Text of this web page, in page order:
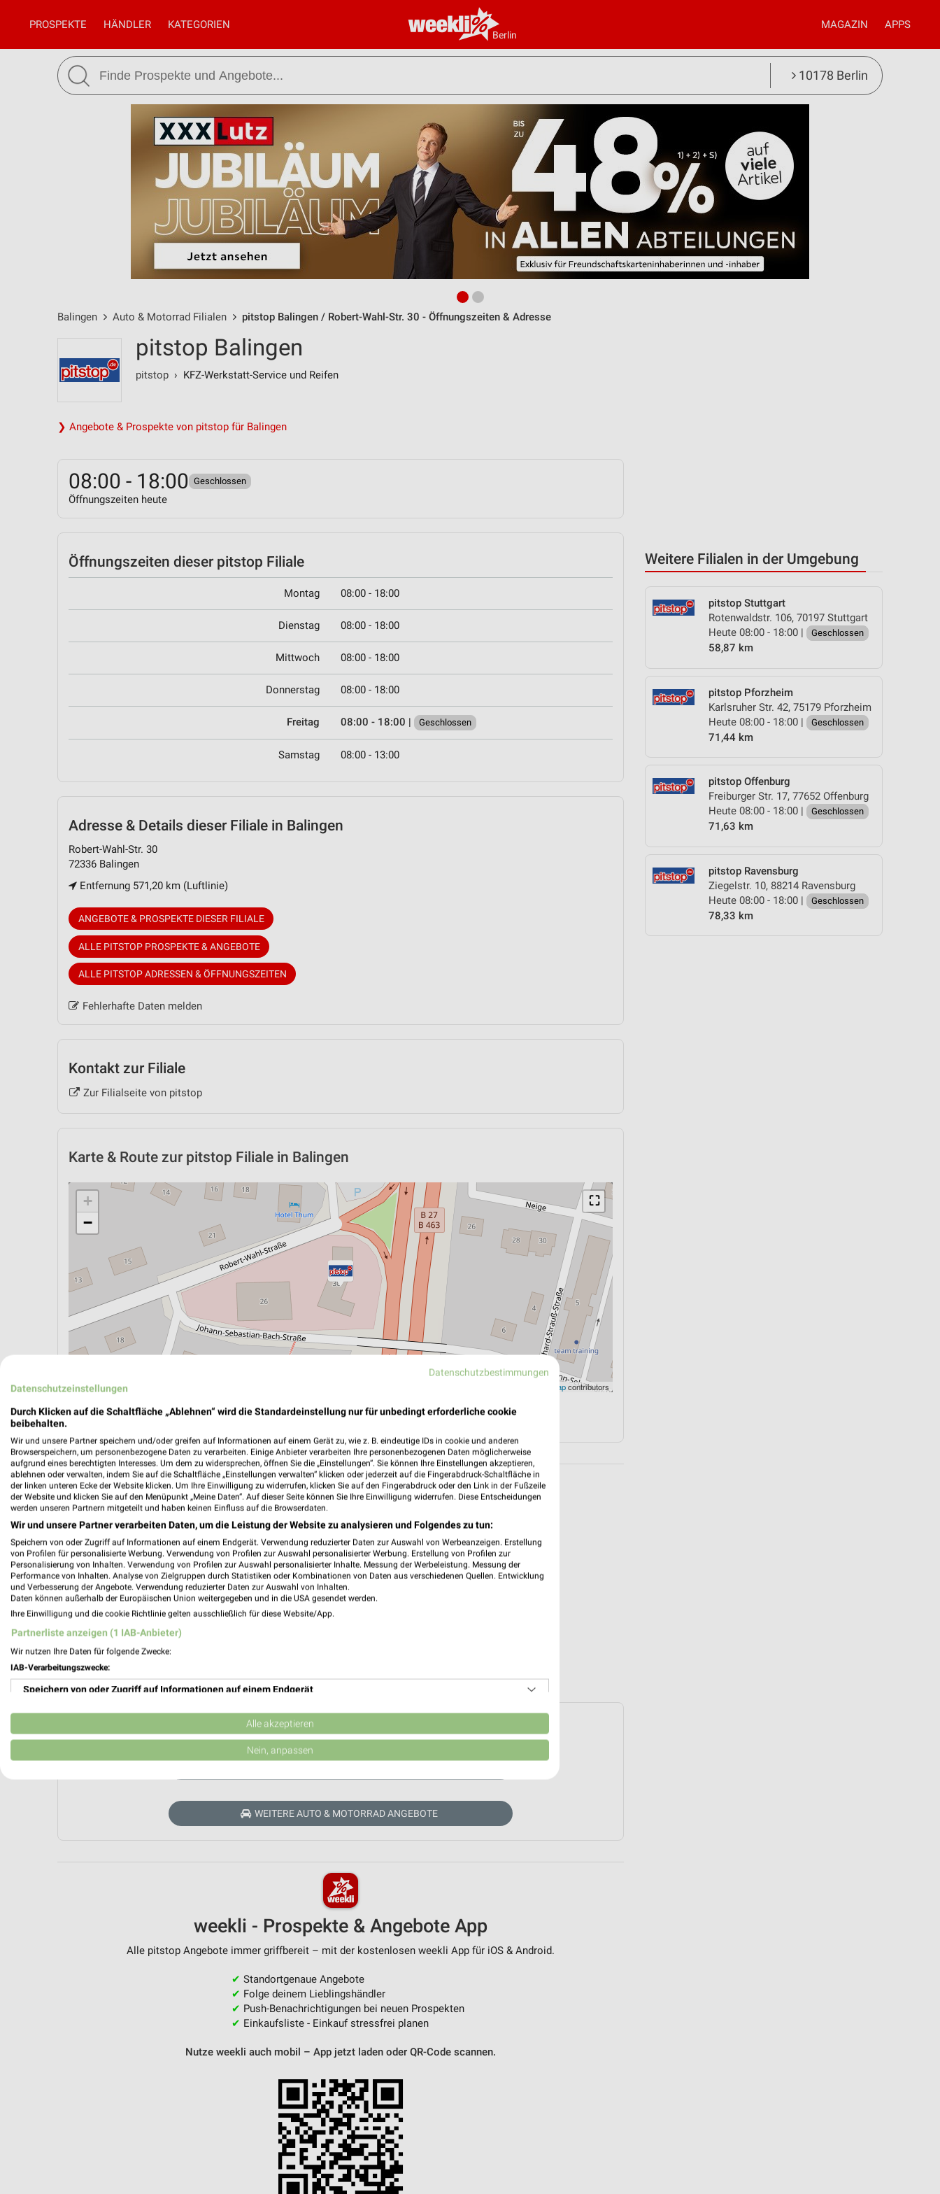
Berlin
PROSPEKTE HÄNDLER KATEGORIEN MAGAZIN APPS
10178 Berlin
Balingen Auto & Motorrad Filialen pitstop Balingen / Robert-Wahl-Str. 30 - Öffnungszeiten & Adresse
Weitere Filialen in der Umgebung
pitstop Stuttgart
Rotenwaldstr. 106, 70197 Stuttgart
Heute 08:00 - 18:00 |
Geschlossen
58,87 km
pitstop Pforzheim
Karlsruher Str. 42, 75179 Pforzheim
Heute 08:00 - 18:00 |
Geschlossen
71,44 km
pitstop Offenburg
Freiburger Str. 17, 77652 Offenburg
Heute 08:00 - 18:00 |
Geschlossen
71,63 km
pitstop Ravensburg
Ziegelstr. 10, 88214 Ravensburg
Heute 08:00 - 18:00 |
Geschlossen
78,33 km
pitstop Balingen
pitstop › KFZ-Werkstatt-Service und Reifen
❯ Angebote & Prospekte von pitstop für Balingen
08:00 - 18:00 Geschlossen
Öffnungszeiten heute
Öffnungszeiten dieser pitstop Filiale
Montag 08:00 - 18:00
Dienstag 08:00 - 18:00
Mittwoch 08:00 - 18:00
Donnerstag 08:00 - 18:00
Freitag 08:00 - 18:00 | Geschlossen
Samstag 08:00 - 13:00
Adresse & Details dieser Filiale in Balingen
Robert-Wahl-Str. 30
72336 Balingen
Entfernung 571,20 km (Luftlinie)
ANGEBOTE & PROSPEKTE DIESER FILIALE
ALLE PITSTOP PROSPEKTE & ANGEBOTE
ALLE PITSTOP ADRESSEN & ÖFFNUNGSZEITEN
Fehlerhafte Daten melden
Kontakt zur Filiale
Zur Filialseite von pitstop
Karte & Route zur pitstop Filiale in Balingen
⛶
+
−
OpenStreetMapcontributors
ÖPNV ANZEIGEN LADESÄULEN ANZEIGEN NAVIGATION MIT GOOGLE/IOS MAPS
Aktuell keine Prospekte vorhanden.
WEITERE AUTO & MOTORRAD ANGEBOTE
weekli - Prospekte & Angebote App
Alle pitstop Angebote immer griffbereit – mit der kostenlosen weekli App für iOS & Android.
✔ Standortgenaue Angebote
✔ Folge deinem Lieblingshändler
✔ Push-Benachrichtigungen bei neuen Prospekten
✔ Einkaufsliste - Einkauf stressfrei planen
Nutze weekli auch mobil – App jetzt laden oder QR-Code scannen.
Datenschutzbestimmungen
Datenschutzeinstellungen
Durch Klicken auf die Schaltfläche „Ablehnen“ wird die Standardeinstellung nur für unbedingt erforderliche cookie
beibehalten.
Wir und unsere Partner speichern und/oder greifen auf Informationen auf einem Gerät zu, wie z. B. eindeutige IDs in cookie und anderen
Browserspeichern, um personenbezogene Daten zu verarbeiten. Einige Anbieter verarbeiten Ihre personenbezogenen Daten möglicherweise
aufgrund eines berechtigten Interesses. Um dem zu widersprechen, öffnen Sie die „Einstellungen“. Sie können Ihre Einstellungen akzeptieren,
ablehnen oder verwalten, indem Sie auf die Schaltfläche „Einstellungen verwalten“ klicken oder jederzeit auf die Fingerabdruck-Schaltfläche in
der linken unteren Ecke der Website klicken. Um Ihre Einwilligung zu widerrufen, klicken Sie auf den Fingerabdruck oder den Link in der Fußzeile
der Website und klicken Sie auf den Menüpunkt „Meine Daten“. Auf dieser Seite können Sie Ihre Einwilligung widerrufen. Diese Entscheidungen
werden unseren Partnern mitgeteilt und haben keinen Einfluss auf die Browserdaten.
Wir und unsere Partner verarbeiten Daten, um die Leistung der Website zu analysieren und Folgendes zu tun:
Speichern von oder Zugriff auf Informationen auf einem Endgerät. Verwendung reduzierter Daten zur Auswahl von Werbeanzeigen. Erstellung
von Profilen für personalisierte Werbung. Verwendung von Profilen zur Auswahl personalisierter Werbung. Erstellung von Profilen zur
Personalisierung von Inhalten. Verwendung von Profilen zur Auswahl personalisierter Inhalte. Messung der Werbeleistung. Messung der
Performance von Inhalten. Analyse von Zielgruppen durch Statistiken oder Kombinationen von Daten aus verschiedenen Quellen. Entwicklung
und Verbesserung der Angebote. Verwendung reduzierter Daten zur Auswahl von Inhalten.
Daten können außerhalb der Europäischen Union weitergegeben und in die USA gesendet werden.
Ihre Einwilligung und die cookie Richtlinie gelten ausschließlich für diese Website/App.
Partnerliste anzeigen (1 IAB-Anbieter)
Wir nutzen Ihre Daten für folgende Zwecke:
IAB-Verarbeitungszwecke:
Speichern von oder Zugriff auf Informationen auf einem Endgerät
Verwendung reduzierter Daten zur Auswahl von Werbeanzeigen
Erstellung von Profilen für personalisierte Werbung
Erstellung von Profilen zur Personalisierung von Inhalten
Analyse von Zielgruppen durch Statistiken oder Kombinationen von Daten aus verschiedenen
Entwicklung und Verbesserung der Angebote
Verwendung reduzierter Daten zur Auswahl von Inhalten
Geräte anhand von aktiv angeforderten Informationen identifizieren
Alle akzeptieren
Nein, anpassen